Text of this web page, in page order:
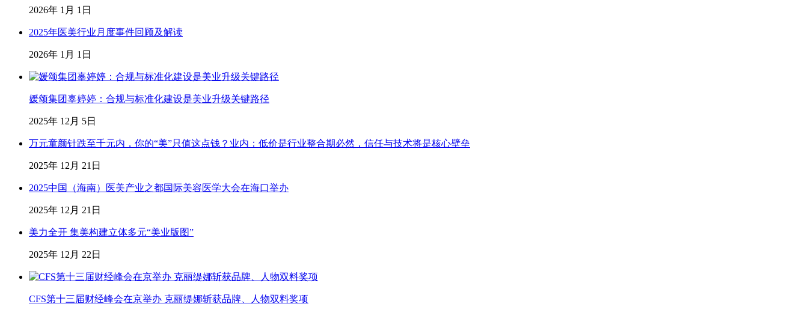
2026年 1月 1日
2025年医美行业月度事件回顾及解读
2026年 1月 1日
媛颂集团辜婷婷：合规与标准化建设是美业升级关键路径
2025年 12月 5日
万元童颜针跌至千元内，你的“美”只值这点钱？业内：低价是行业整合期必然，信任与技术将是核心壁垒
2025年 12月 21日
2025中国（海南）医美产业之都国际美容医学大会在海口举办
2025年 12月 21日
美力全开 集美构建立体多元“美业版图”
2025年 12月 22日
CFS第十三届财经峰会在京举办 克丽缇娜斩获品牌、人物双料奖项